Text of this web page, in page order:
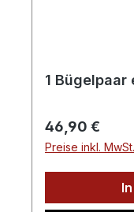
1
Regulärer
46,90 €
Preise inkl.